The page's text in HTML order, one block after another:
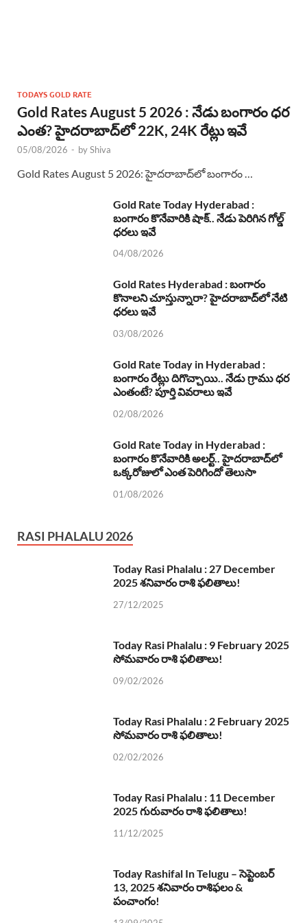
TODAYS GOLD RATE
Gold Rates August 5 2026 : నేడు బంగారం ధర
ఎంత? హైదరాబాద్‌లో 22K, 24K రేట్లు ఇవే
05/08/2026 - byShiva
Gold Rates August 5 2026: హైదరాబాద్‌లో బంగారం …
Gold Rate Today Hyderabad :
బంగారం కొనేవారికి షాక్.. నేడు పెరిగిన గోల్డ్
ధరలు ఇవే
04/08/2026
Gold Rates Hyderabad : బంగారం
కొనాలని చూస్తున్నారా? హైదరాబాద్‌లో నేటి
ధరలు ఇవే
03/08/2026
Gold Rate Today in Hyderabad :
బంగారం రేట్లు దిగొచ్చాయి.. నేడు గ్రాము ధర
ఎంతంటే? పూర్తి వివరాలు ఇవే
02/08/2026
Gold Rate Today in Hyderabad :
బంగారం కొనేవారికి అలర్ట్.. హైదరాబాద్‌లో
ఒక్కరోజులో ఎంత పెరిగిందో తెలుసా
01/08/2026
RASI PHALALU 2026
Today Rasi Phalalu : 27 December
2025 శనివారం రాశి ఫలితాలు!
27/12/2025
Today Rasi Phalalu : 9 February 2025
సోమవారం రాశి ఫలితాలు!
09/02/2026
Today Rasi Phalalu : 2 February 2025
సోమవారం రాశి ఫలితాలు!
02/02/2026
Today Rasi Phalalu : 11 December
2025 గురువారం రాశి ఫలితాలు!
11/12/2025
Today Rashifal In Telugu – సెప్టెంబర్
13, 2025 శనివారం రాశిఫలం &
పంచాంగం!